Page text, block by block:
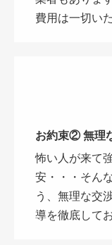
費用は一切い
お約束② 無理
怖い人が来て
安・・・そん
う、無理な交
導を徹底して